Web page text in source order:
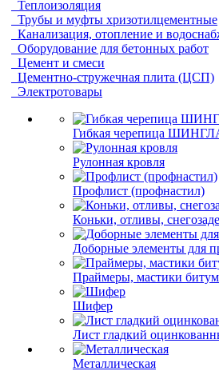
Теплоизоляция
Трубы и муфты хризотилцементные
Канализация, отопление и
Оборудование для бетонных работ
Цемент и смеси
Цементно-стружечная плита (ЦСП)
Электротовары
Гибкая черепица
Рулонная кровля
Профлист (профнастил)
Коньки, отливы,
Доборные элементы для
Праймеры, мастики
Шифер
Лист гладкий
Металлическая